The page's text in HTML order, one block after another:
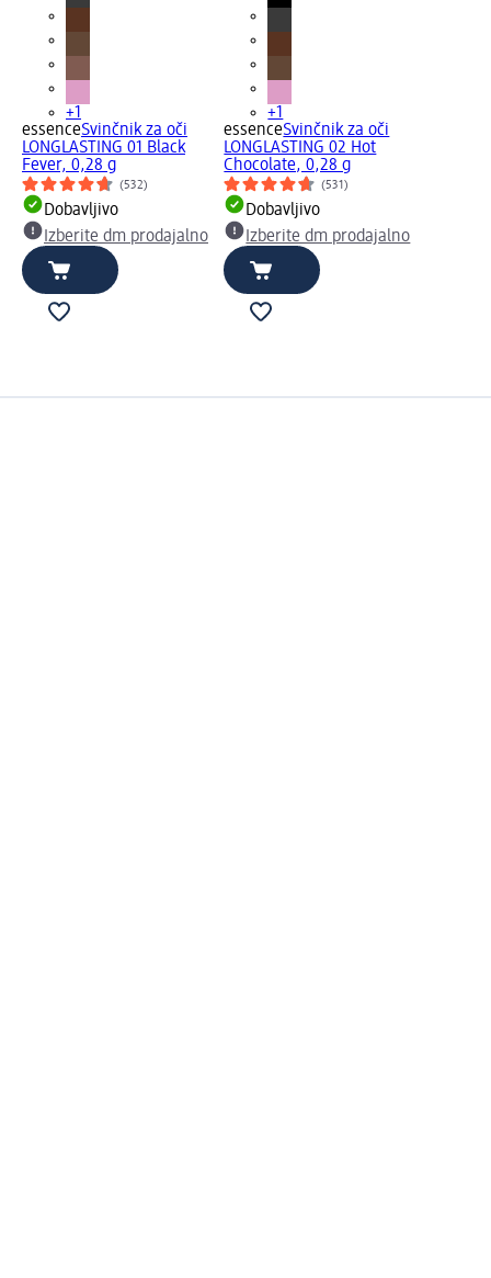
+1
essenceSvinčnik za oči
LONGLASTING 01 Black
Fever, 0,28 g
(532)
Dobavljivo
Izberite dm prodajalno
+1
essenceSvinčnik za oči
LONGLASTING 02 Hot
Chocolate, 0,28 g
(531)
Dobavljivo
Izberite dm prodajalno